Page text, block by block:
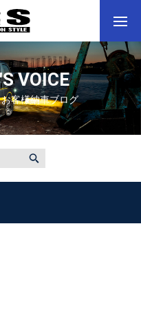
VOICE
客様納車ブログ